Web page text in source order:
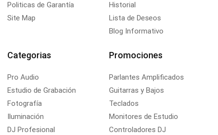
Politicas de Garantía
Site Map
Historial
Lista de Deseos
Blog Informativo
Categorias
Pro Audio
Estudio de Grabación
Fotografía
Iluminación
DJ Profesional
Promociones
Parlantes Amplificados
Guitarras y Bajos
Teclados
Monitores de Estudio
Controladores DJ